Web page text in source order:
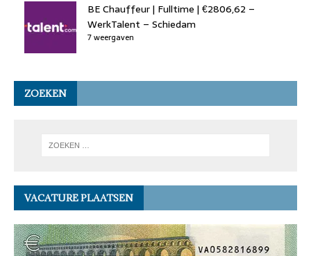
BE Chauffeur | Fulltime | €2806,62 –
WerkTalent – Schiedam
7 weergaven
ZOEKEN
VACATURE PLAATSEN